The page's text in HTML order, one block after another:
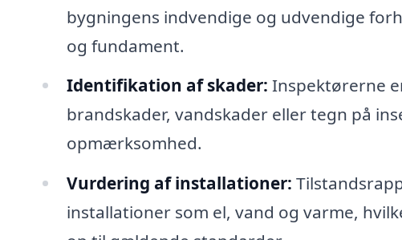
bygningens indvendige og udvendige
og fundament.
Identifikation af skader: Inspektørerne
brandskader, vandskader eller tegn på
opmærksomhed.
Vurdering af installationer:
installationer som el, vand og varme,